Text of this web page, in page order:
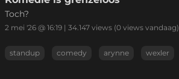
Toch?
2 mei '26 @ 16:19 | 34.147 views (0 views vandaag)
standup comedy arynne wexler